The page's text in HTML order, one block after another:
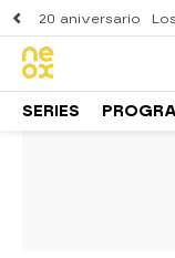
20 aniversario
SERIES